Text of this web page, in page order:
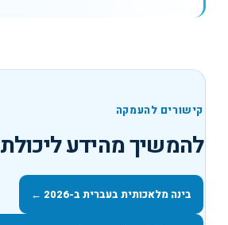
קישורים להעמקה
להמשיך מהידע ליכולת
בינה מלאכותית בעברית ב-2026 ←